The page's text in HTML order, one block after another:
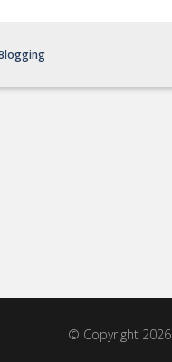
© Copyright 2026